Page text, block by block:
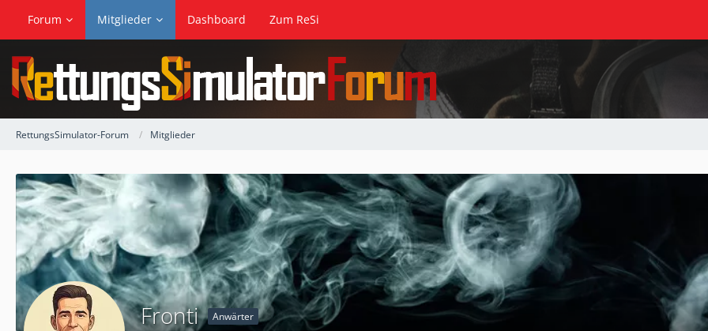
Forum Mitglieder Dashboard Zum ReSi
RettungsSimulator-Forum Mitglieder
Fronti Anwärter